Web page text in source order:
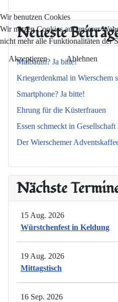
Neueste
Maibaum? Ja bitte!
Kriegerdenkmal in Wierschem
Smartphone? Ja bitte!
Ehrung für die Küsterfrauen
Essen schmeckt in Gesellschaft
Der Wierschemer
Nächste
15 Aug. 2026
Würstchenfest in Keldung
19 Aug. 2026
Mittagstisch
16 Sep. 2026
Wir benutzen Cookies
Wir nutzen Cookies auf unserer
nicht mehr alle Funktionalitäten der
Akzeptieren Ablehnen